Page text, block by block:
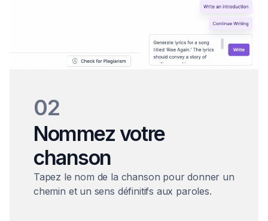
02
Nommez votre
chanson
Tapez le nom de la chanson pour donner un
chemin et un sens définitifs aux paroles.